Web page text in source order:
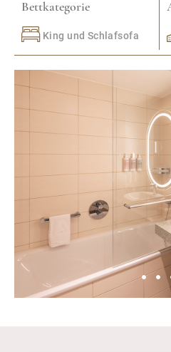
Bettkategorie
King und Schlafsofa